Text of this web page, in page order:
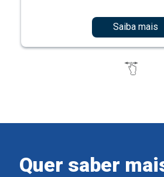
Saiba mais
Quer saber